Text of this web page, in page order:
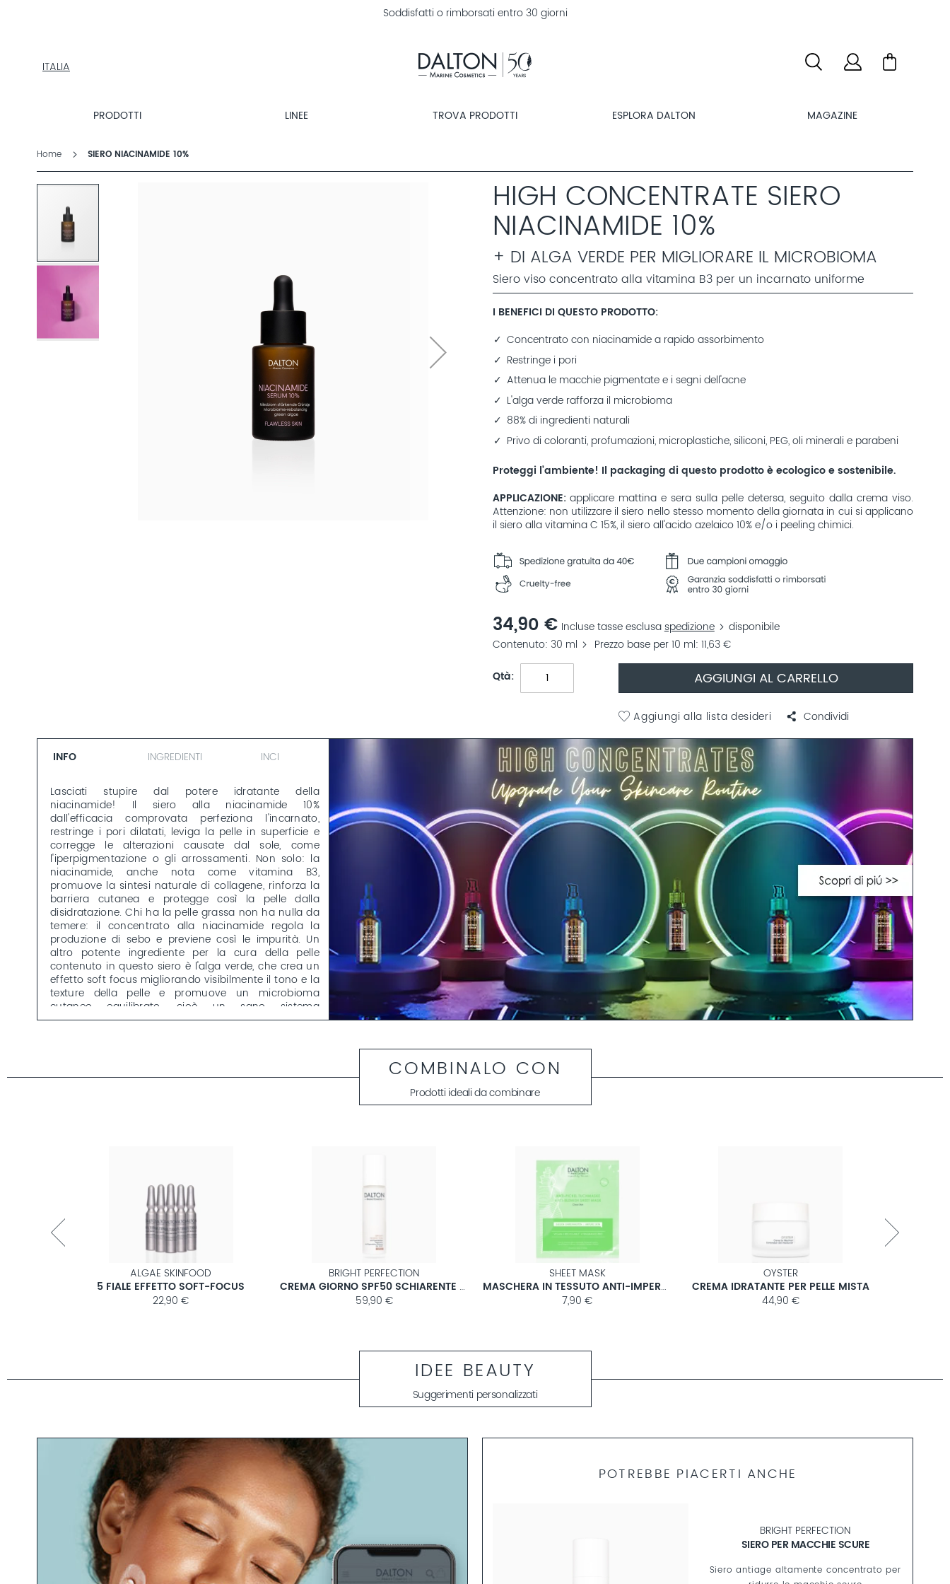
Soddisfatti o rimborsati entro 30 giorni
ITALIA
PRODOTTI
PRODOTTI LINEE TROVA PRODOTTI ESPLORA DALTON MAGAZINE
Home SIERO NIACINAMIDE 10%
HIGH CONCENTRATE SIERO
NIACINAMIDE 10%
+ DI ALGA VERDE PER MIGLIORARE IL MICROBIOMA
Siero viso concentrato alla vitamina B3 per un incarnato uniforme
I BENEFICI DI QUESTO PRODOTTO
Concentrato con niacinamide a rapido assorbimento
Restringe i pori
Attenua le macchie pigmentate e i segni dell'acne
L'alga verde rafforza il microbioma
88% di ingredienti naturali
Privo di coloranti, profumazioni, microplastiche, siliconi, PEG, oli minerali e parabeni
Proteggi l’ambiente! Il packaging di questo prodotto è ecologico e sostenibile.
APPLICAZIONE applicare mattina e sera sulla pelle detersa, seguito dalla crema viso.
Attenzione: non utilizzare il siero nello stesso momento della giornata in cui si applicano
il siero alla vitamina C 15%, il siero all'acido azelaico 10% e/o i peeling chimici.
34,90 € Incluse tasse esclusaspedizione
disponibile
Contenuto 30 ml Prezzo base per 10 ml 11,63 €
Qtà AGGIUNGI AL CARRELLO
Aggiungi alla lista desideri Condividi
INFO
Lasciati stupire dal potere idratante della
niacinamide! Il siero alla niacinamide 10%
dall'efficacia comprovata perfeziona l'incarnato,
restringe i pori dilatati, leviga la pelle in superficie e
corregge le alterazioni causate dal sole, come
l'iperpigmentazione o gli arrossamenti. Non solo: la
niacinamide, anche nota come vitamina B3,
promuove la sintesi naturale di collagene, rinforza la
barriera cutanea e protegge così la pelle dalla
disidratazione. Chi ha la pelle grassa non ha nulla da
temere: il concentrato alla niacinamide regola la
produzione di sebo e previene così le impurità. Un
altro potente ingrediente per la cura della pelle
contenuto in questo siero è l'alga verde, che crea un
effetto soft focus migliorando visibilmente il tono e la
texture della pelle e promuove un microbioma
cutaneo equilibrato, cioè un sano sistema
immunitario della pelle.Dopo l'applicazione del
consulta lapagina della linea di cosmetici.
INGREDIENTI INCI
COMBINALO CON
Prodotti ideali da combinare
ALGAE SKINFOOD
5 FIALE EFFETTO SOFT-FOCUS
22,90 €
BRIGHT PERFECTION
CREMA GIORNO SPF50 SCHIARENTE PER IPERPIGMENTAZIONE
59,90 €
SHEET MASK
MASCHERA IN TESSUTO ANTI-IMPERFEZIONI
7,90 €
OYSTER
CREMA IDRATANTE PER PELLE MISTA
44,90 €
IDEE BEAUTY
Suggerimenti personalizzati
POTREBBE PIACERTI ANCHE
CHEMISCHES PEELING
PHA 12%
Rafforza la barriera cutanea e riduce gli
BRIGHT PERFECTION
SIERO PER MACCHIE SCURE
Siero antiage altamente concentrato per